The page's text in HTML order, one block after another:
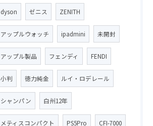
dyson ゼニス ZENITH
アップルウォッチ ipadmini 未開封
アップル製品 フェンディ FENDI
小判 徳力純金 ルイ・ロデレール
シャンパン 白州12年
メティスコンパクト PS5Pro CFI-7000